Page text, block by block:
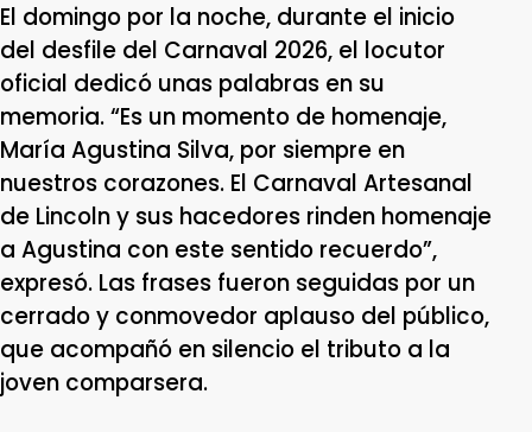
El domingo por la noche, durante el inicio
del desfile del Carnaval 2026, el locutor
oficial dedicó unas palabras en su
memoria. “Es un momento de homenaje,
María Agustina Silva, por siempre en
nuestros corazones. El Carnaval Artesanal
de Lincoln y sus hacedores rinden homenaje
a Agustina con este sentido recuerdo”,
expresó. Las frases fueron seguidas por un
cerrado y conmovedor aplauso del público,
que acompañó en silencio el tributo a la
joven comparsera.